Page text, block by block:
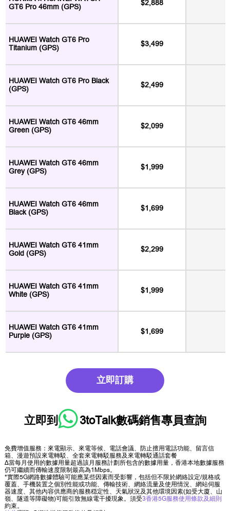
GT6 Pro 46mm (GPS)
$2,888
HUAWEI Watch GT6 Pro
Titanium (GPS)
$3,499
HUAWEI Watch GT6 Pro Black
(GPS)
$2,499
HUAWEI Watch GT6 46mm
Green (GPS)
$2,099
HUAWEI Watch GT6 46mm
Grey (GPS)
$1,999
HUAWEI Watch GT6 46mm
Black (GPS)
$1,699
HUAWEI Watch GT6 41mm
Gold (GPS)
$2,299
HUAWEI Watch GT6 41mm
White (GPS)
$1,999
HUAWEI Watch GT6 41mm
Purple (GPS)
$1,699
立即訂購
立即到 3toTalk數碼銷售專員查詢
免費增值服務：來電顯示、來電等候、電話會議、防止擅用電話功能、留言信
箱、漫遊預設來電轉駁、全套來電轉駁服務及來電轉駁通話套餐
∆當每月使用的數據用量超過該月服務計劃所包含的數據用量，香港本地數據服務
仍可繼續而傳輸速度限制最高為1Mbps。
*實際5G網路數據體驗可能應某些因素而受影響，包括但不限於網絡設定/規格或
覆蓋、手機裝置之個別性能或功能、傳輸技術、網絡流量及使用情況、網站伺服
器速度、其他內容供應商的服務穏定性、天氣狀況及其他環境因素(如受大廈、山
嶺、隧道等障礙物)可能引致無線電干擾現象。須受3香港5G服務使用條款及細則
約束。